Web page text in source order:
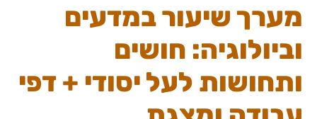
מערך שיעור במדעים
וביולוגיה: חושים
ותחושות לעל יסודי + דפי